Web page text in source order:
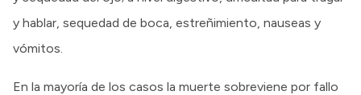
y hablar, sequedad de boca, estreñimiento, nauseas y
vómitos.
En la mayoría de los casos la muerte sobreviene por fallo